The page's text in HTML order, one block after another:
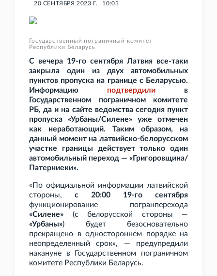
20 СЕНТЯБРЯ 2023 Г. 10:03
Государственный пограничный комитет
Республики Беларусь
С вечера 19-го сентября Латвия все-таки
закрыла один из двух автомобильных
пунктов пропуска на границе с Беларусью.
Информацию подтвердили в
Государственном пограничном комитете
РБ, да и на сайте ведомства сегодня пункт
пропуска «Урбаны/Силене» уже отмечен
как неработающий. Таким образом, на
данный момент на латвийско-белорусском
участке границы действует только один
автомобильный переход — «Григоровщина/
Патерниеки».
«По официальной информации латвийской
стороны, с 20:00 19-го сентября
функционирование погранперехода
«Силене» (с белорусской стороны —
«Урбаны») будет безосновательно
прекращено в одностороннем порядке на
неопределенный срок», — предупредили
накануне в Государственном пограничном
комитете Республики Беларусь.